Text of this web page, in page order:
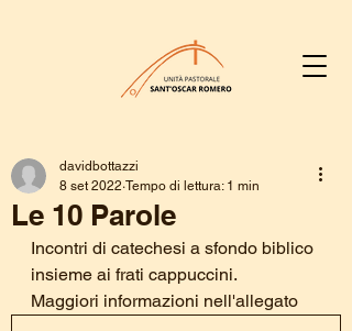
Le 10 Parole
davidbottazzi
8 set 2022 Tempo di lettura: 1 min
Incontri di catechesi a sfondo biblico
insieme ai frati cappuccini.
Maggiori informazioni nell'allegato